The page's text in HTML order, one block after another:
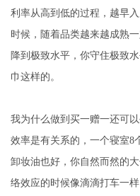
利率从高到低的过程，越早
时候，随着品类越来越成熟
降到极致水平，你守住极致
巾这样的。
我为什么做到买一赠一还可
效率是有关系的，一个寝室8
卸妆油也好，你自然而然的
络效应的时候像滴滴打车一